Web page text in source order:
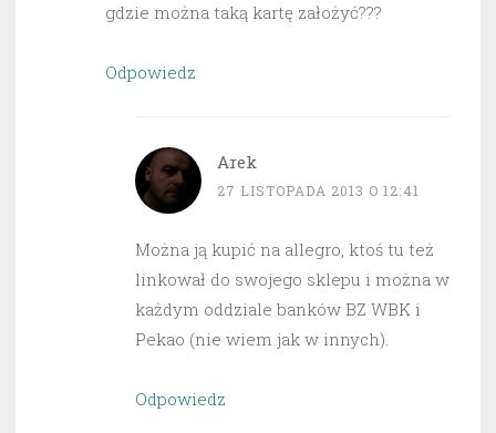
gdzie można taką kartę założyć???
Odpowiedz
Arek
27 LISTOPADA 2013 O 12:41
Można ją kupić na allegro, ktoś tu też
linkował do swojego sklepu i można w
każdym oddziale banków BZ WBK i
Pekao (nie wiem jak w innych).
Odpowiedz